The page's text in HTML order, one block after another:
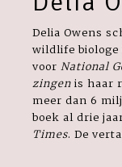
Delia Owens
wildlife biologe
voor National
zingen is haar
meer dan 6
boek al drie
Times. De